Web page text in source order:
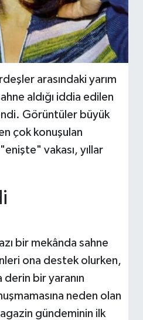
arasındaki yarım
aldığı iddia edilen
Görüntüler büyük
çok konuşulan
vakası, yıllar
bir mekânda sahne
ona destek olurken,
bir yaranın
neden olan
gündeminin ilk